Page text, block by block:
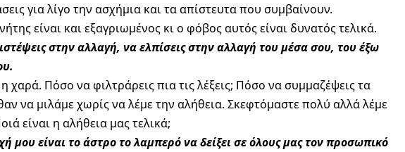
για λίγο την ασχήμια και τα απίστευτα που συμβαίνουν.
είναι και εξαγριωμένος κι ο φόβος αυτός είναι δυνατός τελικά.
στην αλλαγή, να ελπίσεις στην αλλαγή του μέσα σου, του έξω
η χαρά. Πόσο να φιλτράρεις πια τις λέξεις; Πόσο να συμμαζέψεις τα
να μιλάμε χωρίς να λέμε την αλήθεια. Σκεφτόμαστε πολύ αλλά λέμε
είναι η αλήθεια μας τελικά;
μου είναι το άστρο το λαμπερό να δείξει σε όλους μας τον προσωπικό